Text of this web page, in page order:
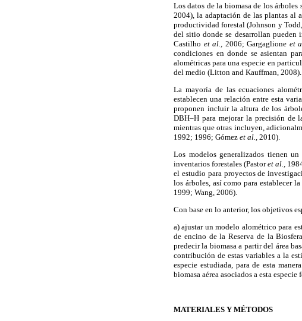
Los datos de la biomasa de los
2004), la adaptación de las plantas al
productividad forestal (Johnson y
del sitio donde se desarrollan pueden
Castilho et al., 2006; Gargaglione et
condiciones en donde se asientan
alométricas para una especie en
del medio (Litton and Kauffman, 2008).
La mayoría de las ecuaciones
establecen una relación entre esta
proponen incluir la altura de los
DBH–H para mejorar la precisión de
mientras que otras incluyen,
1992; 1996; Gómez et al., 2010).
Los modelos generalizados tienen
inventarios forestales (Pastoret al.,
el estudio para proyectos de
los árboles, así como para establecer
1999; Wang, 2006).
Con base en lo anterior, los objetivos
a) ajustar un modelo alométrico para
de encino de la Reserva de la
predecir la biomasa a partir del área
contribución de estas variables a la
especie estudiada, para de esta
biomasa aérea asociados a esta especie
MATERIALES Y MÉTODOS